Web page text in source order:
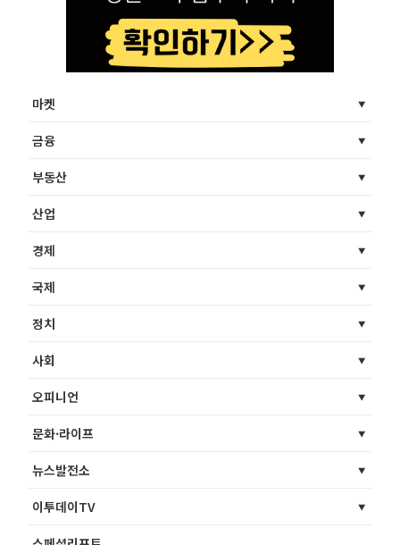
마켓
금융
부동산
산업
경제
국제
정치
사회
오피니언
문화·라이프
뉴스발전소
이투데이TV